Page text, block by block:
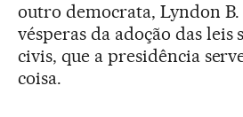
outro democrata, Lyndon B.
vésperas da adoção das
civis, que a presidência
coisa.